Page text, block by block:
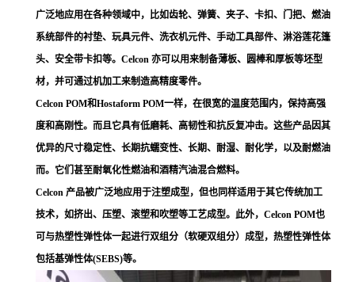
广泛地应用在各种领域中，比如齿轮、弹簧、夹子、卡扣、门把、燃油
系统部件的衬垫、玩具元件、洗衣机元件、手动工具部件、淋浴莲花篷
头、安全带卡扣等。Celcon 亦可以用来制备薄板、圆棒和厚板等坯型
材，并可通过机加工来制造高精度零件。
Celcon POM和Hostaform POM一样，在很宽的温度范围内，保持高强
度和高刚性。而且它具有低磨耗、高韧性和抗反复冲击。这些产品因其
优异的尺寸稳定性、长期抗蠕变性、长期、耐湿、耐化学，以及耐燃油
而。它们甚至耐氧化性燃油和酒精汽油混合燃料。
Celcon 产品被广泛地应用于注塑成型，但也同样适用于其它传统加工
技术，如挤出、压塑、滚塑和吹塑等工艺成型。此外，Celcon POM也
可与热塑性弹性体一起进行双组分（软硬双组分）成型，热塑性弹性体
包括基弹性体(SEBS)等。